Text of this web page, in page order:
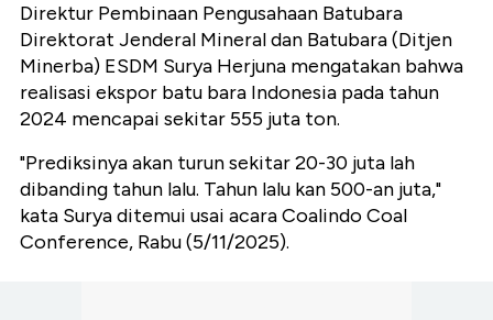
Direktur Pembinaan Pengusahaan Batubara
Direktorat Jenderal Mineral dan Batubara (Ditjen
Minerba) ESDM Surya Herjuna mengatakan bahwa
realisasi ekspor batu bara Indonesia pada tahun
2024 mencapai sekitar 555 juta ton.
"Prediksinya akan turun sekitar 20-30 juta lah
dibanding tahun lalu. Tahun lalu kan 500-an juta,"
kata Surya ditemui usai acara Coalindo Coal
Conference, Rabu (5/11/2025).